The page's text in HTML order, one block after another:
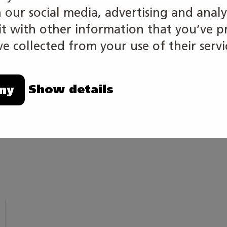
social media, advertising and
with other information that you’ve
collected from your use of their
Show details
tietokonealan huolto- ja myyntiyrityksissä tai IT-
perustutkintoon Tutkintonimikkeenä on